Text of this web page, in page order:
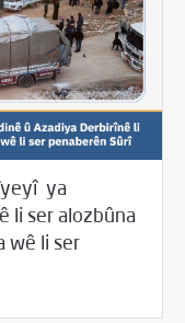
ya
li ser alozbûna
wê li ser